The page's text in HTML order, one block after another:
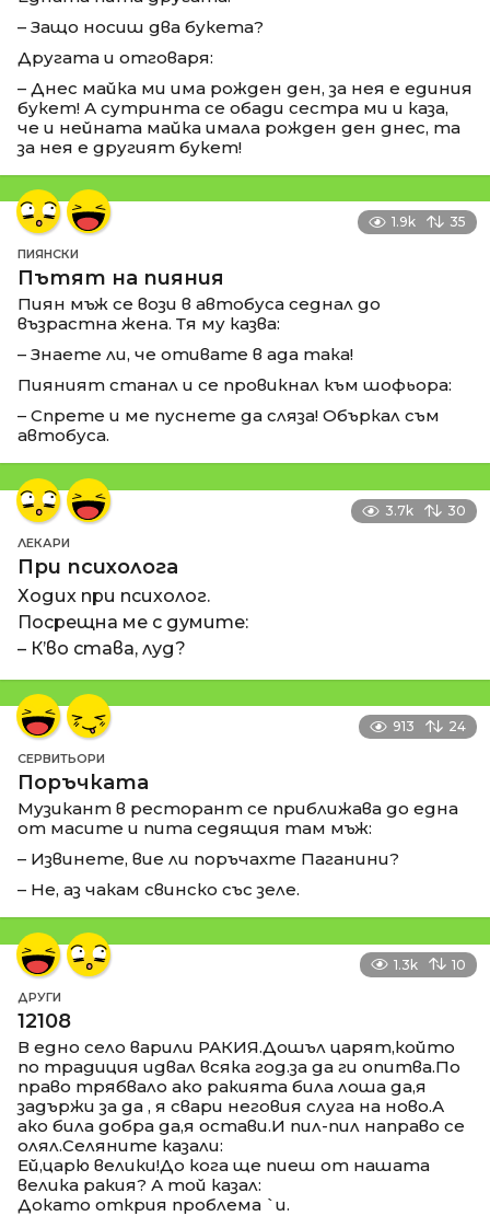
– Защо носиш два букета?
Другата и отговаря:
– Днес майка ми има рожден ден, за нея е единия
букет! А сутринта се обади сестра ми и каза,
че и нейната майка имала рожден ден днес, та
за нея е другият букет!
1.9k 35
ПИЯНСКИ
Пътят на пияния
Пиян мъж се вози в автобуса седнал до
възрастна жена. Тя му казва:
– Знаете ли, че отивате в ада така!
Пияният станал и се провикнал към шофьора:
– Спрете и ме пуснете да сляза! Объркал съм
автобуса.
3.7k 30
ЛЕКАРИ
При психолога
Ходих при психолог.
Посрещна ме с думите:
– К’во става, луд?
913 24
СЕРВИТЬОРИ
Поръчката
Музикант в ресторант се приближава до една
от масите и пита седящия там мъж:
– Извинете, вие ли поръчахте Паганини?
– Не, аз чакам свинско със зеле.
1.3k 10
ДРУГИ
12108
В едно село варили РАКИЯ.Дошъл царят,който
по традиция идвал всяка год.за да ги опитва.По
право трябвало ако ракията била лоша да,я
задържи за да , я свари неговия слуга на ново.А
ако била добра да,я остави.И пил-пил направо се
олял.Селяните казали:
Ей,царю велики!До кога ще пиеш от нашата
велика ракия? А той казал:
Докато открия проблема `и.